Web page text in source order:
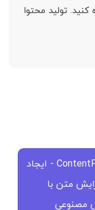
کنید. تولید محتوا
ContentFlash - ایجاد
متن با
مصنوعی